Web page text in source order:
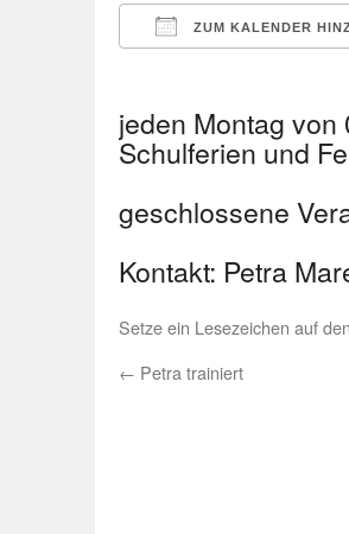
ZUM KALENDER
jeden Montag
Schulferien und
geschlossene
Kontakt: Petra
Setze ein Lesezeichen auf den
← Petra trainiert